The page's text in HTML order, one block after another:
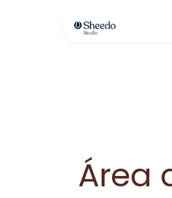
Área